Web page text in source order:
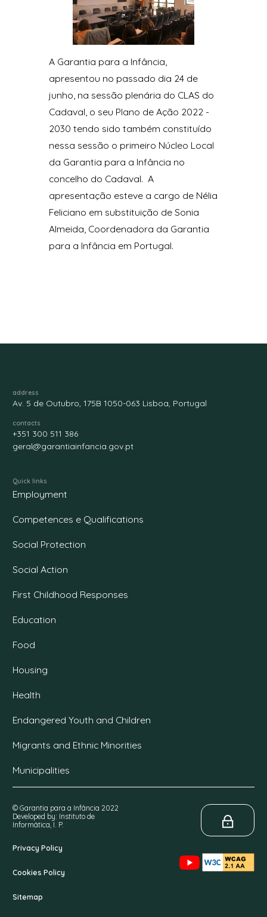
A Garantia para a Infância,
apresentou no passado dia 24 de
junho, na sessão plenária do CLAS do
Cadaval, o seu Plano de Ação 2022 -
2030 tendo sido também constituído
nessa sessão o primeiro Núcleo Local
da Garantia para a Infância no
concelho do Cadaval. A
apresentação esteve a cargo de Nélia
Feliciano em substituição de Sonia
Almeida, Coordenadora da Garantia
para a Infância em Portugal.
address
Av. 5 de Outubro, 175B 1050-063 Lisboa, Portugal
contacts
+351 300 511 386
geral@garantiainfancia.gov.pt
Quick links
Employment
Competences e Qualifications
Social Protection
Social Action
First Childhood Responses
Education
Food
Housing
Health
Endangered Youth and Children
Migrants and Ethnic Minorities
Municipalities
© Garantia para a Infância 2022
Developed by: Instituto de
Informática, I. P.
Privacy Policy
Cookies Policy
Sitemap